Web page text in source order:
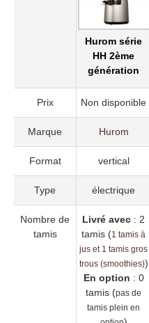
Hurom série
HH 2ème
génération
Prix Non disponible
Marque Hurom
Format vertical
Type électrique
Nombre de
tamis
Livré avec : 2
tamis (1 tamis à
jus et 1 tamis gros
trous (smoothies))
En option : 0
tamis (pas de
tamis plein en